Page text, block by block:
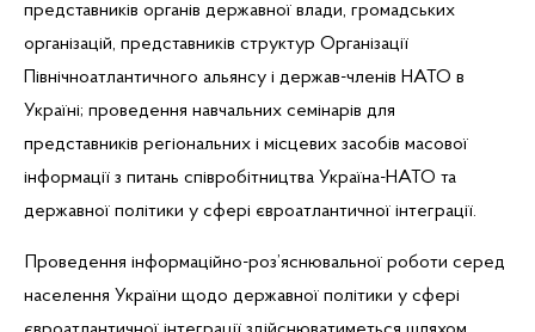
представників органів державної влади, громадських
організацій, представників структур Організації
Північноатлантичного альянсу і держав-членів НАТО в
Україні; проведення навчальних семінарів для
представників регіональних і місцевих засобів масової
інформації з питань співробітництва Україна-НАТО та
державної політики у сфері євроатлантичної інтеграції.
Проведення інформаційно-роз’яснювальної роботи серед
населення України щодо державної політики у сфері